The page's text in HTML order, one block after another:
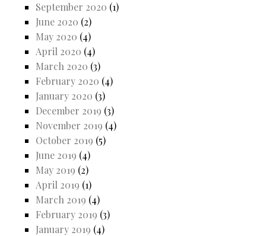
September 2020 (1)
June 2020 (2)
May 2020 (4)
April 2020 (4)
March 2020 (3)
February 2020 (4)
January 2020 (3)
December 2019 (3)
November 2019 (4)
October 2019 (5)
June 2019 (4)
May 2019 (2)
April 2019 (1)
March 2019 (4)
February 2019 (3)
January 2019 (4)